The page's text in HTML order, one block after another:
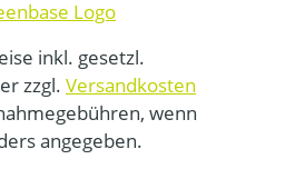
inkl. gesetzl.
zzgl. Versandkosten
wenn
angegeben.